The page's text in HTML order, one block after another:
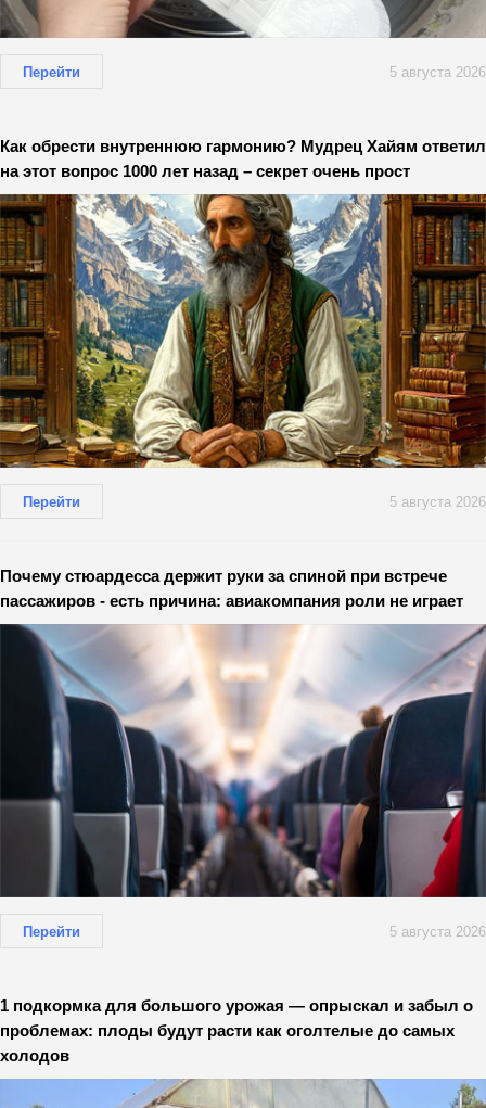
Перейти 5 августа 2026
Как обрести внутреннюю гармонию? Мудрец Хайям ответил
на этот вопрос 1000 лет назад – секрет очень прост
Перейти 5 августа 2026
Почему стюардесса держит руки за спиной при встрече
пассажиров - есть причина: авиакомпания роли не играет
Перейти 5 августа 2026
1 подкормка для большого урожая — опрыскал и забыл о
проблемах: плоды будут расти как оголтелые до самых
холодов